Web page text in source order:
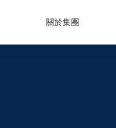
關於集團